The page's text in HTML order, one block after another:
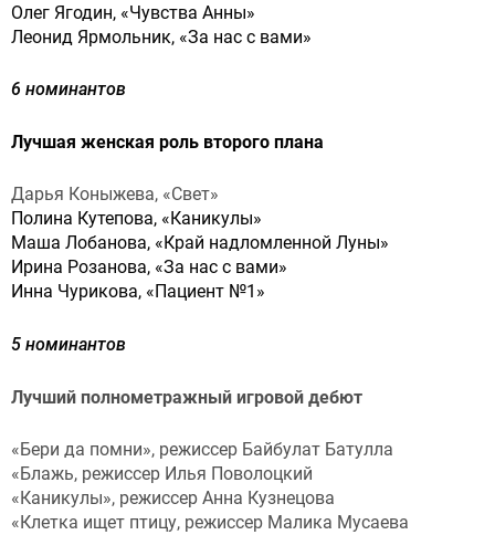
Олег Ягодин, «Чувства Анны»
Леонид Ярмольник, «За нас с вами»
6 номинантов
Лучшая женская роль второго плана
Дарья Коныжева, «Свет»
Полина Кутепова, «Каникулы»
Маша Лобанова, «Край надломленной Луны»
Ирина Розанова, «За нас с вами»
Инна Чурикова, «Пациент №1»
5 номинантов
Лучший полнометражный игровой дебют
«Бери да помни», режиссер Байбулат Батулла
«Блажь, режиссер Илья Поволоцкий
«Каникулы», режиссер Анна Кузнецова
«Клетка ищет птицу, режиссер Малика Мусаева